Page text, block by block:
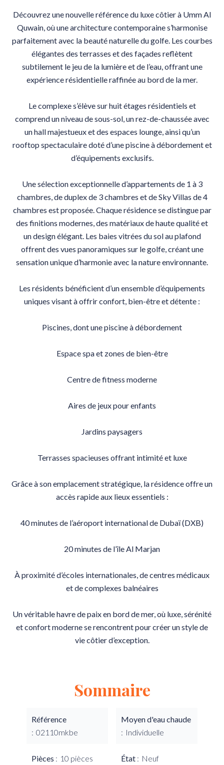
Découvrez une nouvelle référence du luxe côtier à Umm Al
Quwain, où une architecture contemporaine s’harmonise
parfaitement avec la beauté naturelle du golfe. Les courbes
élégantes des terrasses et des façades reflètent
subtilement le jeu de la lumière et de l’eau, offrant une
expérience résidentielle raffinée au bord de la mer.
Le complexe s’élève sur huit étages résidentiels et
comprend un niveau de sous-sol, un rez-de-chaussée avec
un hall majestueux et des espaces lounge, ainsi qu’un
rooftop spectaculaire doté d’une piscine à débordement et
d’équipements exclusifs.
Une sélection exceptionnelle d’appartements de 1 à 3
chambres, de duplex de 3 chambres et de Sky Villas de 4
chambres est proposée. Chaque résidence se distingue par
des finitions modernes, des matériaux de haute qualité et
un design élégant. Les baies vitrées du sol au plafond
offrent des vues panoramiques sur le golfe, créant une
sensation unique d’harmonie avec la nature environnante.
Les résidents bénéficient d’un ensemble d’équipements
uniques visant à offrir confort, bien-être et détente :
Piscines, dont une piscine à débordement
Espace spa et zones de bien-être
Centre de fitness moderne
Aires de jeux pour enfants
Jardins paysagers
Terrasses spacieuses offrant intimité et luxe
Grâce à son emplacement stratégique, la résidence offre un
accès rapide aux lieux essentiels :
40 minutes de l’aéroport international de Dubaï (DXB)
20 minutes de l’île Al Marjan
À proximité d’écoles internationales, de centres médicaux
et de complexes balnéaires
Un véritable havre de paix en bord de mer, où luxe, sérénité
et confort moderne se rencontrent pour créer un style de
vie côtier d’exception.
Sommaire
Référence
02110mkbe
Pièces 10 pièces
Moyen d'eau chaude
Individuelle
État Neuf